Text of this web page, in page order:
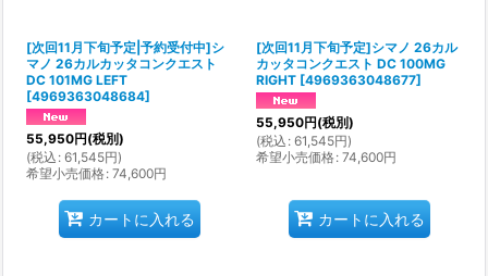
[次回11月下旬予定|予約受付中]シ
マノ 26カルカッタコンクエスト
DC 101MG LEFT
[4969363048684]
55,950円(税別)
(税込 : 61,545円)
希望小売価格: 74,600円
カートに入れる
[次回11月下旬予定]シマノ 26カル
カッタコンクエスト DC 100MG
RIGHT [4969363048677]
55,950円(税別)
(税込 : 61,545円)
希望小売価格: 74,600円
カートに入れる